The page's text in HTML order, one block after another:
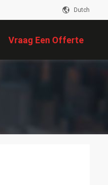
Dutch
Vraag Een Offerte